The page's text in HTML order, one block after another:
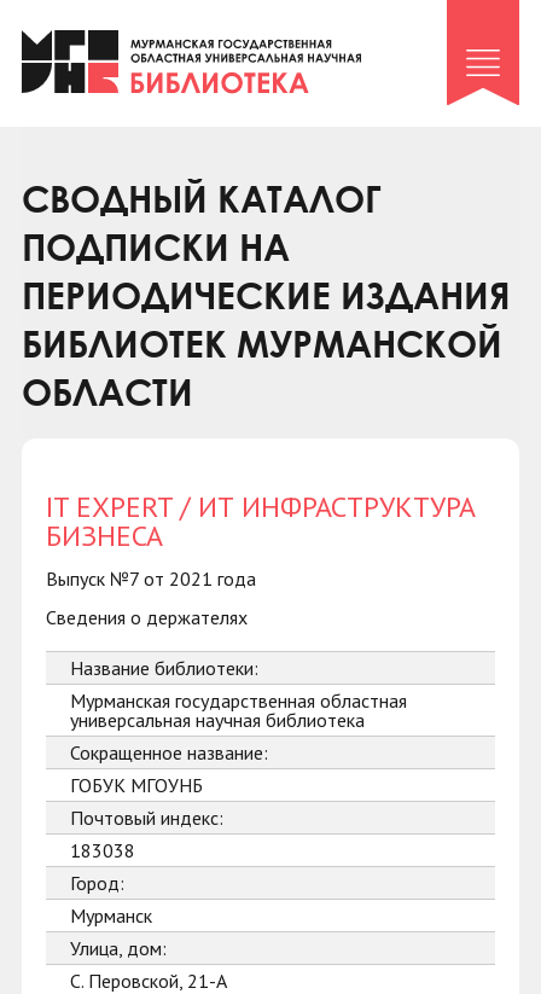
Клуб «Гиря и сельдерей»
Клуб «Семейный архив»
Коллегам
Контакты
СВОДНЫЙ КАТАЛОГ
ПОДПИСКИ НА
ПЕРИОДИЧЕСКИЕ ИЗДАНИЯ
БИБЛИОТЕК МУРМАНСКОЙ
ОБЛАСТИ
IT EXPERT / ИТ ИНФРАСТРУКТУРА
БИЗНЕСА
Выпуск №7 от 2021 года
Сведения о держателях
Название библиотеки:
Мурманская государственная областная
универсальная научная библиотека
Сокращенное название:
ГОБУК МГОУНБ
Почтовый индекс:
183038
Город:
Мурманск
Улица, дом:
С. Перовской, 21-А